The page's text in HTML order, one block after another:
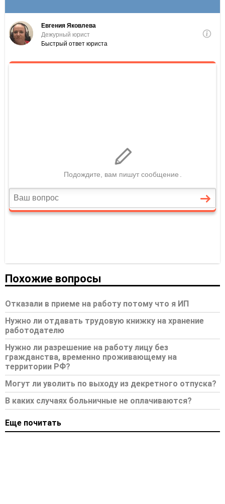
Похожие вопросы
Отказали в приеме на работу потому что я ИП
Нужно ли отдавать трудовую книжку на хранение
работодателю
Нужно ли разрешение на работу лицу без
гражданства, временно проживающему на
территории РФ?
Могут ли уволить по выходу из декретного отпуска?
В каких случаях больничные не оплачиваются?
Еще почитать